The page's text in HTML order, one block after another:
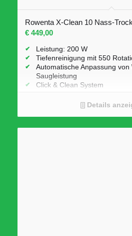
Rowenta X-Clean 10 Nass-
€449,00
Leistung: 200 W
Tiefenreinigung mit 550
Automatische Anpassung von
Saugleistung
Click & Clean System
Frischwasser: 790 ml
Geringes Gewicht: 4,15 kg
Details